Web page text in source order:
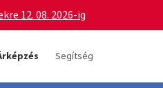
12. 08. 2026-ig
Segítség